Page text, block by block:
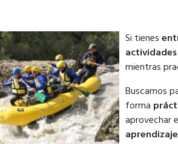
Si tienes
mientras
Buscamos
forma
aprovechar